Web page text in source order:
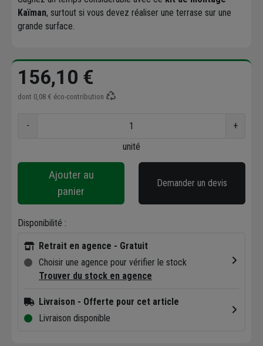
Kaïman, surtout si vous devez réaliser une terrase sur une
grande surface.
156,10 €
dont 0,08 € éco-contribution
-
+
unité
Ajouter au
panier
Demander un devis
Disponibilité :
Retrait en agence - Gratuit
Choisir une agence pour vérifier le stock
Trouver du stock en agence
Livraison - Offerte pour cet article
Livraison disponible